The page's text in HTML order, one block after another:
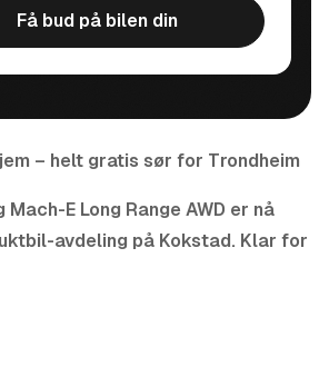
fra
Få bud på bilen din
– helt gratis sør for Trondheim
Mach-E Long Range AWD er nå
avdeling på Kokstad. Klar for